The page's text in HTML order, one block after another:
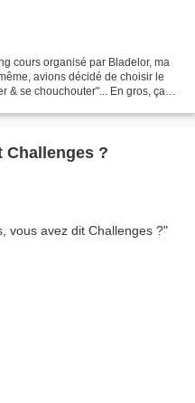
cours organisé par Bladelor, ma
avions décidé de choisir le
& se chouchouter"... En gros, ça
Challenges ?